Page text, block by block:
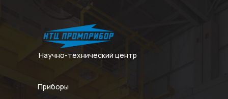
Научно-технический центр
Приборы